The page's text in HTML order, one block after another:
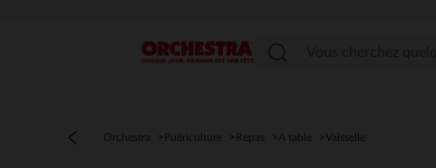
Menu
Orchestra Puériculture Repas A table Vaisselle